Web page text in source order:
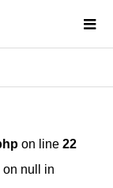
on line 22
on null in